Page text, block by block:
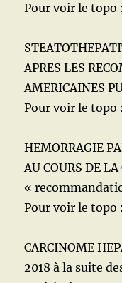
Pour voir le topo
APRES LES
AMERICAINES
Pour voir le topo
HEMORRAGIE
AU COURS DE
«
Pour voir le topo
CARCINOME
2018 à la suite